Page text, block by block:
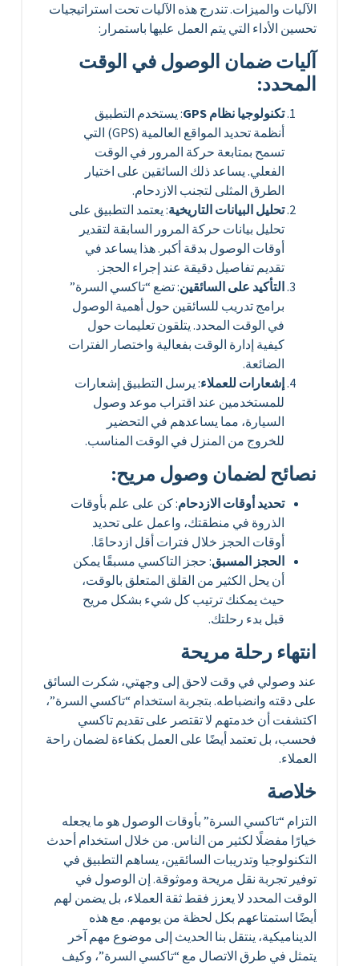
الآليات والميزات. تندرج هذه الآليات تحت استراتيجيات
تحسين الأداء التي يتم العمل عليها باستمرار:
آليات ضمان الوصول في الوقت
المحدد:
تكنولوجيا نظام GPS
: يستخدم التطبيق
أنظمة تحديد المواقع العالمية (GPS) التي
تسمح بمتابعة حركة المرور في الوقت
الفعلي. يساعد ذلك السائقين على اختيار
الطرق المثلى لتجنب الازدحام.
تحليل البيانات التاريخية: يعتمد التطبيق على
تحليل بيانات حركة المرور السابقة لتقدير
أوقات الوصول بدقة أكبر. هذا يساعد في
تقديم تفاصيل دقيقة عند إجراء الحجز.
التأكيد على السائقين: تضع “تاكسي السرة”
برامج تدريب للسائقين حول أهمية الوصول
في الوقت المحدد. يتلقون تعليمات حول
كيفية إدارة الوقت بفعالية واختصار الفترات
الضائعة.
إشعارات للعملاء: يرسل التطبيق إشعارات
للمستخدمين عند اقتراب موعد وصول
السيارة، مما يساعدهم في التحضير
للخروج من المنزل في الوقت المناسب.
نصائح لضمان وصول مريح:
تحديد أوقات الازدحام: كن على علم بأوقات
الذروة في منطقتك، واعمل على تحديد
أوقات الحجز خلال فترات أقل ازدحامًا.
الحجز المسبق: حجز التاكسي مسبقًا يمكن
أن يحل الكثير من القلق المتعلق بالوقت،
حيث يمكنك ترتيب كل شيء بشكل مريح
قبل بدء رحلتك.
انتهاء رحلة مريحة
عند وصولي في وقت لاحق إلى وجهتي، شكرت السائق
على دقته وانضباطه. بتجربة استخدام “تاكسي السرة”،
اكتشفت أن خدمتهم لا تقتصر على تقديم تاكسي
فحسب، بل تعتمد أيضًا على العمل بكفاءة لضمان راحة
العملاء.
خلاصة
التزام “تاكسي السرة” بأوقات الوصول هو ما يجعله
خيارًا مفضلًا لكثير من الناس. من خلال استخدام أحدث
التكنولوجيا وتدريبات السائقين، يساهم التطبيق في
توفير تجربة نقل مريحة وموثوقة. إن الوصول في
الوقت المحدد لا يعزز فقط ثقة العملاء، بل يضمن لهم
أيضًا استمتاعهم بكل لحظة من يومهم. مع هذه
الديناميكية، ينتقل بنا الحديث إلى موضوع مهم آخر
يتمثل في طرق الاتصال مع “تاكسي السرة”، وكيف